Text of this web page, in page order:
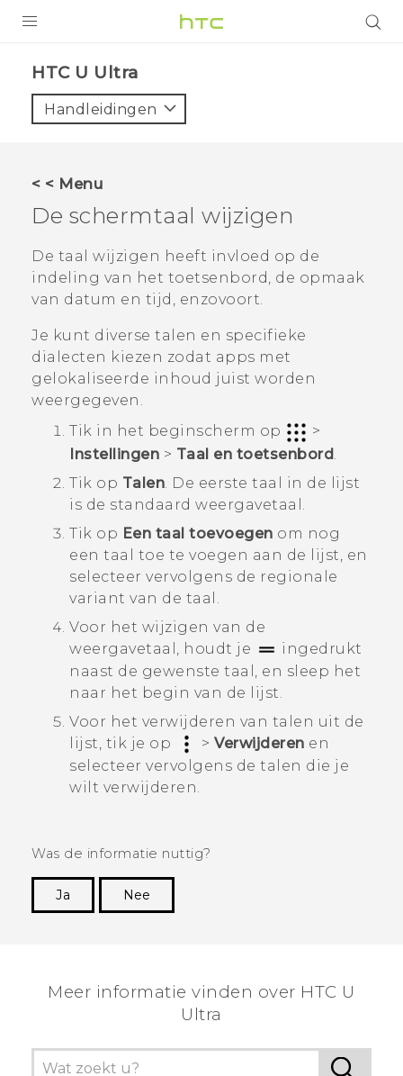
VIVE
HTC Club
SUPPORT
Aanmelden
HTC U Ultra‎
Handleidingen
< < Menu
De schermtaal wijzigen
De taal wijzigen heeft invloed op de
indeling van het toetsenbord, de opmaak
van datum en tijd, enzovoort.
Je kunt diverse talen en specifieke
dialecten kiezen zodat apps met
gelokaliseerde inhoud juist worden
weergegeven.
Tik in het beginscherm op
>
Instellingen > Taal en toetsenbord
Tik op Talen De eerste taal in de lijst
is de standaard weergavetaal.
Tik op Een taal toevoegen om nog
een taal toe te voegen aan de lijst, en
selecteer vervolgens de regionale
variant van de taal.
Voor het wijzigen van de
weergavetaal, houdt je
ingedrukt
naast de gewenste taal, en sleep het
naar het begin van de lijst.
Voor het verwijderen van talen uit de
lijst, tik je op
> Verwijderen en
selecteer vervolgens de talen die je
wilt verwijderen.
Was de informatie nuttig?
Ja
Nee
Meer informatie vinden over HTC U
Ultra